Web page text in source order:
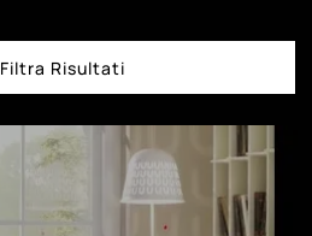
Filtra Risultati